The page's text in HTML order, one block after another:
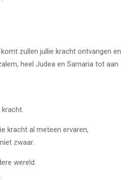
zullen jullie kracht ontvangen en
heel Judea en Samaria tot aan
kracht al meteen ervaren,
zwaar.
wereld.